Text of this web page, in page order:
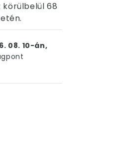
körülbelül 68
08. 10-án,